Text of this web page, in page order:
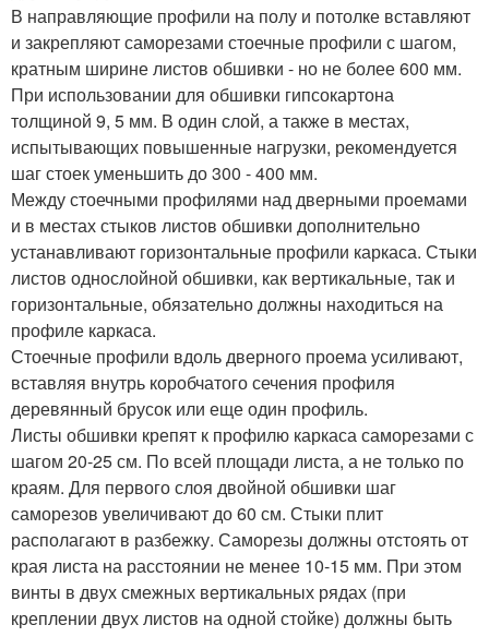
В направляющие профили на полу и потолке вставляют
и закрепляют саморезами стоечные профили с шагом,
кратным ширине листов обшивки - но не более 600 мм.
При использовании для обшивки гипсокартона
толщиной 9, 5 мм. В один слой, а также в местах,
испытывающих повышенные нагрузки, рекомендуется
шаг стоек уменьшить до 300 - 400 мм.
Между стоечными профилями над дверными проемами
и в местах стыков листов обшивки дополнительно
устанавливают горизонтальные профили каркаса. Стыки
листов однослойной обшивки, как вертикальные, так и
горизонтальные, обязательно должны находиться на
профиле каркаса.
Стоечные профили вдоль дверного проема усиливают,
вставляя внутрь коробчатого сечения профиля
деревянный брусок или еще один профиль.
Листы обшивки крепят к профилю каркаса саморезами с
шагом 20-25 см. По всей площади листа, а не только по
краям. Для первого слоя двойной обшивки шаг
саморезов увеличивают до 60 см. Стыки плит
располагают в разбежку. Саморезы должны отстоять от
края листа на расстоянии не менее 10-15 мм. При этом
винты в двух смежных вертикальных рядах (при
креплении двух листов на одной стойке) должны быть